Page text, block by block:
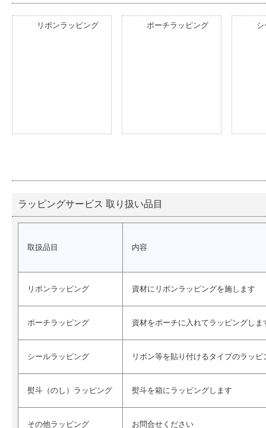
ラッピングサービス 取り扱い品目
取扱品目 内容
リボンラッピング 資材にリボンラッピングを施します
ポーチラッピング 資材をポーチに入れてラッピングしま
シールラッピング リボン等を貼り付けるタイプのラッピ
熨斗（のし）ラッピング 熨斗を箱にラッピングします